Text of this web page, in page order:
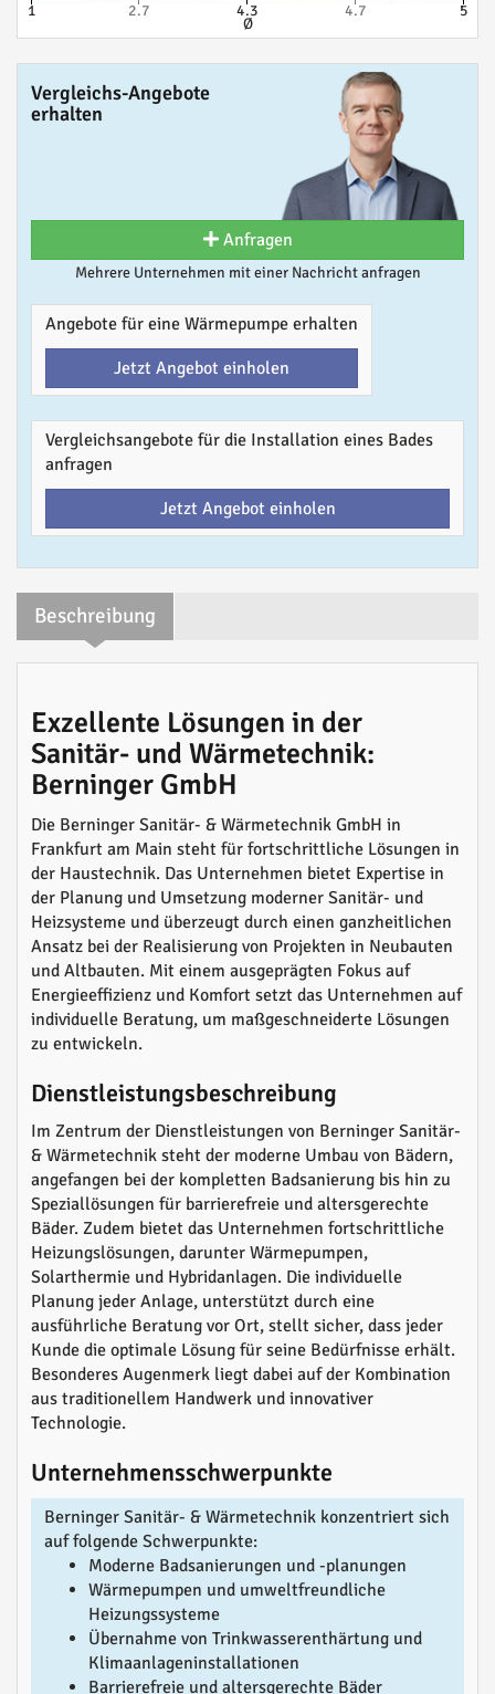
1 2.7 4.3
Ø
4.7 5
Vergleichs-Angebote
erhalten
Anfragen
Mehrere Unternehmen mit einer Nachricht anfragen
Angebote für eine Wärmepumpe erhalten
Jetzt Angebot einholen
Vergleichsangebote für die Installation eines Bades
anfragen
Jetzt Angebot einholen
Beschreibung
Exzellente Lösungen in der
Sanitär- und Wärmetechnik:
Berninger GmbH
Die Berninger Sanitär- & Wärmetechnik GmbH in
Frankfurt am Main steht für fortschrittliche Lösungen in
der Haustechnik. Das Unternehmen bietet Expertise in
der Planung und Umsetzung moderner Sanitär- und
Heizsysteme und überzeugt durch einen ganzheitlichen
Ansatz bei der Realisierung von Projekten in Neubauten
und Altbauten. Mit einem ausgeprägten Fokus auf
Energieeffizienz und Komfort setzt das Unternehmen auf
individuelle Beratung, um maßgeschneiderte Lösungen
zu entwickeln.
Dienstleistungsbeschreibung
Im Zentrum der Dienstleistungen von Berninger Sanitär-
& Wärmetechnik steht der moderne Umbau von Bädern,
angefangen bei der kompletten Badsanierung bis hin zu
Speziallösungen für barrierefreie und altersgerechte
Bäder. Zudem bietet das Unternehmen fortschrittliche
Heizungslösungen, darunter Wärmepumpen,
Solarthermie und Hybridanlagen. Die individuelle
Planung jeder Anlage, unterstützt durch eine
ausführliche Beratung vor Ort, stellt sicher, dass jeder
Kunde die optimale Lösung für seine Bedürfnisse erhält.
Besonderes Augenmerk liegt dabei auf der Kombination
aus traditionellem Handwerk und innovativer
Technologie.
Unternehmensschwerpunkte
Berninger Sanitär- & Wärmetechnik konzentriert sich
auf folgende Schwerpunkte:
Moderne Badsanierungen und -planungen
Wärmepumpen und umweltfreundliche
Heizungssysteme
Übernahme von Trinkwasserenthärtung und
Klimaanlageninstallationen
Barrierefreie und altersgerechte Bäder